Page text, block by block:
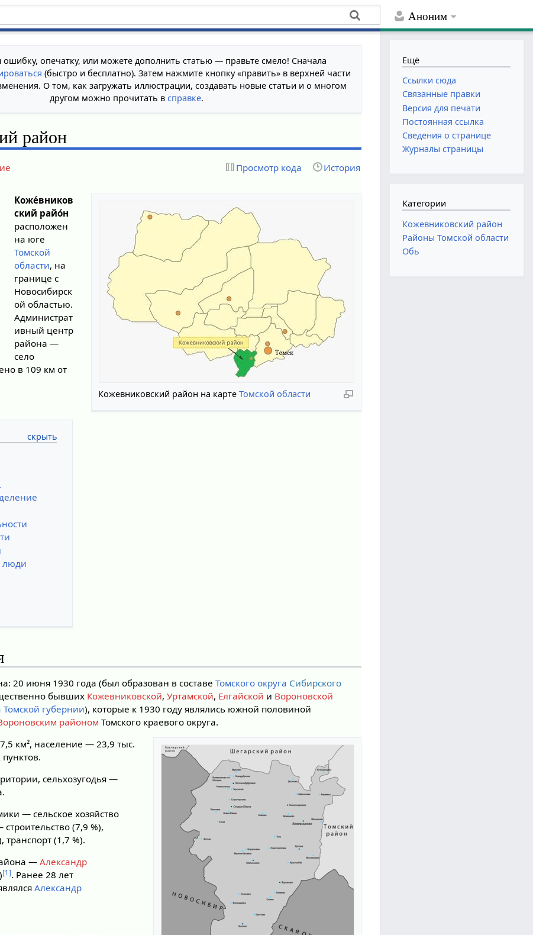
Аноним
ошибку, опечатку, или можете дополнить статью — правьте смело! Сначала
(быстро и бесплатно). Затем нажмите кнопку «править» в верхней части
О том, как загружать иллюстрации, создавать новые статьи и о многом
другом можно прочитать в справке.
район
Просмотр кода История
Кожевниковский район на картеТомской области
Коже́вников
ский райо́н
расположен
на юге
Томской
области, на
границе с
Новосибирск
ой областью.
Администрат
ивный центр
района —
село
в 109 км от
люди
20 июня 1930 года (был образован в составеТомского округа Сибирского
бывших Кожевниковской,Уртамской, Елгайской и Вороновской
Томской губернии), которые к 1930 году являлись южной половиной
районом Томского краевого округа.
км², население — 23,9 тыс.
сельхозугодья —
— сельское хозяйство
(7,9 %),
(1,7 %).
—Александр
[1]. Ранее 28 лет
Александр
Ещё
Ссылки сюда
Связанные правки
Версия для печати
Постоянная ссылка
Сведения о странице
Журналы страницы
Категории
Кожевниковский район
Районы Томской области
Обь